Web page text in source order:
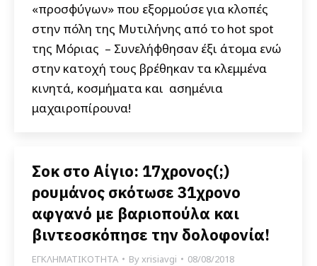
«προσφύγων» που εξορμούσε για κλοπές
στην πόλη της Μυτιλήνης από το hot spot
της Μόριας – Συνελήφθησαν έξι άτομα ενώ
στην κατοχή τους βρέθηκαν τα κλεμμένα
κινητά, κοσμήματα και ασημένια
μαχαιροπίρουνα!
Σοκ στο Αίγιο: 17χρονος(;)
ρουμάνος σκότωσε 31χρονο
αφγανό με βαριοπούλα και
βιντεοσκόπησε την δολοφονία!
ΕΓΚΛΗΜΑΤΙΚΟΤΗΤΑ Byxrisiavgi 08/08/2018